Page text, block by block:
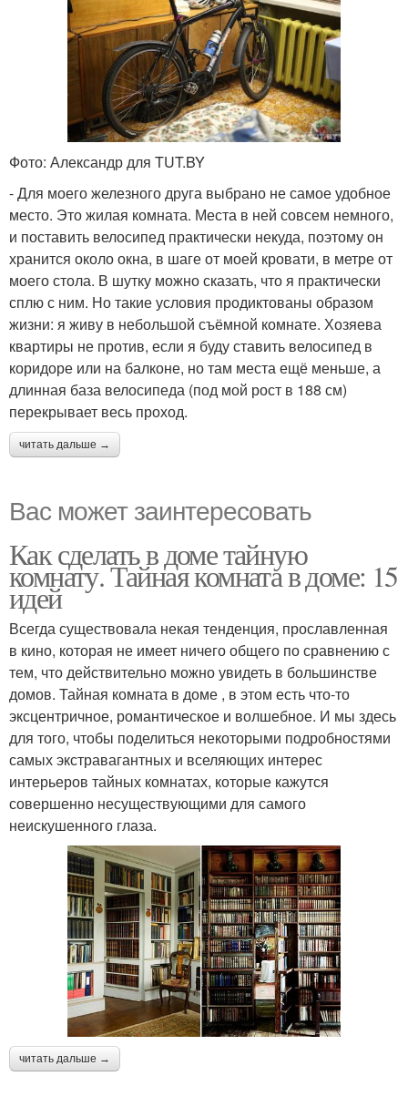
Фото: Александр для TUT.BY
- Для моего железного друга выбрано не самое удобное
место. Это жилая комната. Места в ней совсем немного,
и поставить велосипед практически некуда, поэтому он
хранится около окна, в шаге от моей кровати, в метре от
моего стола. В шутку можно сказать, что я практически
сплю с ним. Но такие условия продиктованы образом
жизни: я живу в небольшой съёмной комнате. Хозяева
квартиры не против, если я буду ставить велосипед в
коридоре или на балконе, но там места ещё меньше, а
длинная база велосипеда (под мой рост в 188 см)
перекрывает весь проход.
читать дальше →
Вас может заинтересовать
Как сделать в доме тайную
комнату. Тайная комната в доме: 15
идей
Всегда существовала некая тенденция, прославленная
в кино, которая не имеет ничего общего по сравнению с
тем, что действительно можно увидеть в большинстве
домов. Тайная комната в доме , в этом есть что-то
эксцентричное, романтическое и волшебное. И мы здесь
для того, чтобы поделиться некоторыми подробностями
самых экстравагантных и вселяющих интерес
интерьеров тайных комнатах, которые кажутся
совершенно несуществующими для самого
неискушенного глаза.
читать дальше →